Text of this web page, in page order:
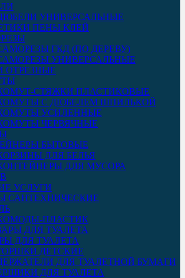
УНИВЕРСАЛЬНЫЕ
ПЕНЫ КЛЕЙ
ГКД (ПО ДЕРЕВУ)
УНИВЕРСАЛЬНЫЕ
ОТРЕЗНЫЕ
СТЯЖКИ ПЛАСТИКОВЫЕ
С ДЮБЕЛЕМ ШПИЛЬКОЙ
УСИЛЕННЫЕ
ЧЕРВЯЧНЫЕ
БЫТОВЫЕ
ДЛЯ БЕЛЬЯ
ДЛЯ МУСОРА
УСЛУГИ
САНТЕХНИЧЕСКИЕ
ПЛАСТИК
ДЛЯ ТУАЛЕТА
ДЕТСКИЕ
ДЛЯ ТУАЛЕТНОЙ БУМАГИ
ДЛЯ ТУАЛЕТА